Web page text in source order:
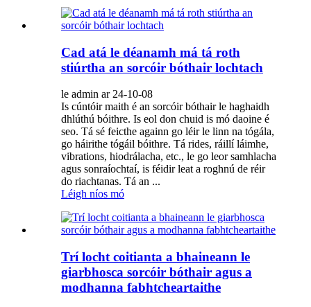
Cad atá le déanamh má tá roth
stiúrtha an sorcóir bóthair lochtach
le admin ar 24-10-08
Is cúntóir maith é an sorcóir bóthair le haghaidh
dhlúthú bóithre. Is eol don chuid is mó daoine é
seo. Tá sé feicthe againn go léir le linn na tógála,
go háirithe tógáil bóithre. Tá rides, ráillí láimhe,
vibrations, hiodrálacha, etc., le go leor samhlacha
agus sonraíochtaí, is féidir leat a roghnú de réir
do riachtanas. Tá an ...
Léigh níos mó
Trí locht coitianta a bhaineann le
giarbhosca sorcóir bóthair agus a
modhanna fabhtcheartaithe